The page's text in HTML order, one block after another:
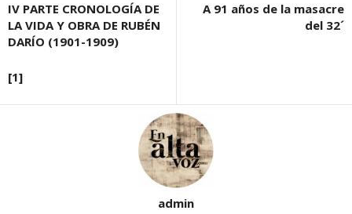
IV PARTE CRONOLOGÍA DE
LA VIDA Y OBRA DE RUBÉN
DARÍO (1901-1909)
[1]
A 91 años de la masacre
del 32´
admin